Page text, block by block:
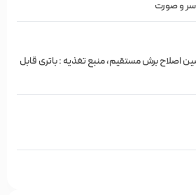
8 پیوست شانه: #0.5 – 1/16 اینچ (1.5 میلی متر)، # 1 – 1/8 اینچ (3
میلی متر) )، #3 – 3/8 اینچ (10 میلی‌متر)، #4 – 1/2 اینچ (13
میلی‌متر)، #5 – 5/8 اینچ (16 میلی‌متر)، #6 – 3/4 اینچ (19
و صورت
اصلاح برش مستقیم، منبع تغذیه : باتری قابل